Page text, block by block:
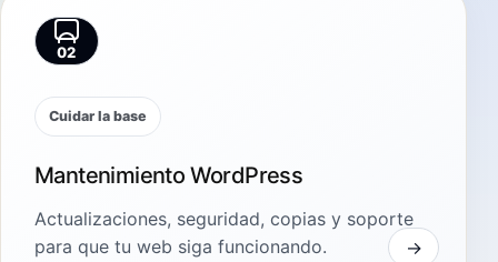
02
Cuidar la base
Mantenimiento WordPress
Actualizaciones, seguridad, copias y soporte
para que tu web siga funcionando.